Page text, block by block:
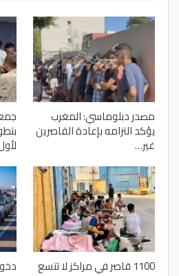
مصدر دبلوماسي: المغرب
يؤكد التزامه بإعادة القاصرين
غير…
1100 قاصر في مراكز لا تتسع